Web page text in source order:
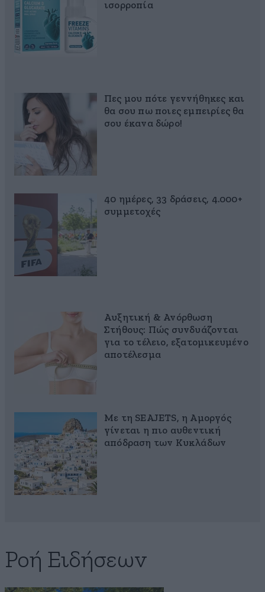
ισορροπία
Πες μου πότε γεννήθηκες και
θα σου πω ποιες εμπειρίες θα
σου έκανα δώρο!
40 ημέρες, 33 δράσεις, 4.000+
συμμετοχές
Αυξητική & Ανόρθωση
Στήθους: Πώς συνδυάζονται
για το τέλειο, εξατομικευμένο
αποτέλεσμα
Με τη SEAJETS, η Αμοργός
γίνεται η πιο αυθεντική
απόδραση των Κυκλάδων
Ροή Ειδήσεων